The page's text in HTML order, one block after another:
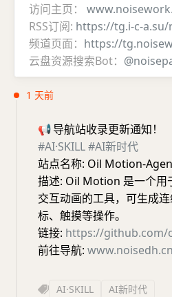
访问主页：
RSS订阅: https://tg.i-c-
频道页面： https://
云盘资源搜索Bot：
1 天前
📢导航站收录更新通知！
#AI·SKILL#AI新时代
站点名称: Oil Motion-
描述: Oil Motion 是一个用
交互动画的工具，可生成
标、触摸等操作。
链接: https://github.com/
前往导航: www.noisedh.cn
AI·SKILL AI新时代